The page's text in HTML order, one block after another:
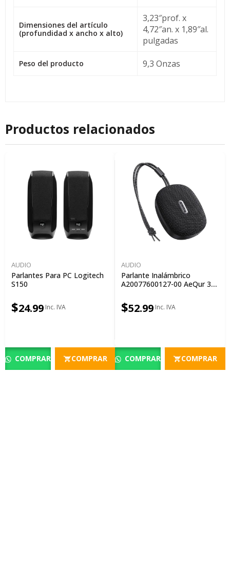
Dimensiones del artículo
(profundidad x ancho x alto)
3,23″prof. x
4,72″an. x 1,89″al.
pulgadas
Peso del producto 9,3 Onzas
Productos relacionados
AUDIO
Parlantes Para PC Logitech
S150
$24.99
COMPRAR COMPRAR
AUDIO
Parlante Inalámbrico
A20077600127-00 AeQur 35
$52.99
COMPRAR COMPRAR